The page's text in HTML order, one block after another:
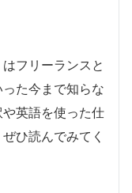
フリーランスと
た今まで知らな
英語を使った仕
ひ読んでみてく